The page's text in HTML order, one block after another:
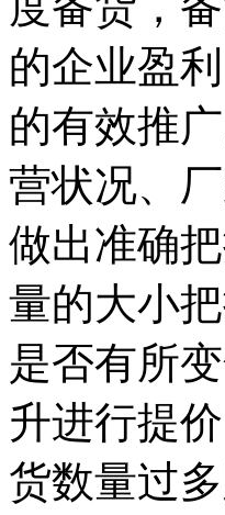
的企业盈
的有效推
营状况、
做出准确
量的大小
是否有所
升进行提
货数量过